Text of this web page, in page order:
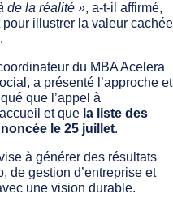
de la réalité », a-t-il affirmé,
illustrer la valeur cachée
du MBA Acelera
a présenté l’approche et
que l’appel à
et que la liste des
le 25 juillet.
à générer des résultats
de gestion d’entreprise et
une vision durable.